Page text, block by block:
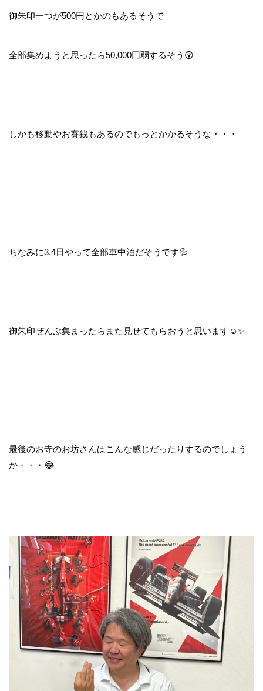
御朱印一つが500円とかのもあるそうで
全部集めようと思ったら50,000円弱するそう😲
しかも移動やお賽銭もあるのでもっとかかるそうな・・・
ちなみに3.4日やって全部車中泊だそうです💦
御朱印ぜんぶ集まったらまた見せてもらおうと思います☺✨
最後のお寺のお坊さんはこんな感じだったりするのでしょう
か・・・😂